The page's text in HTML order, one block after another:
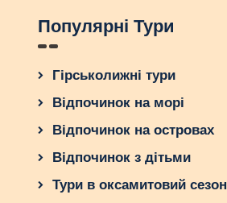
Популярні Тури
Гірськолижні тури
Відпочинок на морі
Відпочинок на островах
Відпочинок з дітьми
Тури в оксамитовий сезон